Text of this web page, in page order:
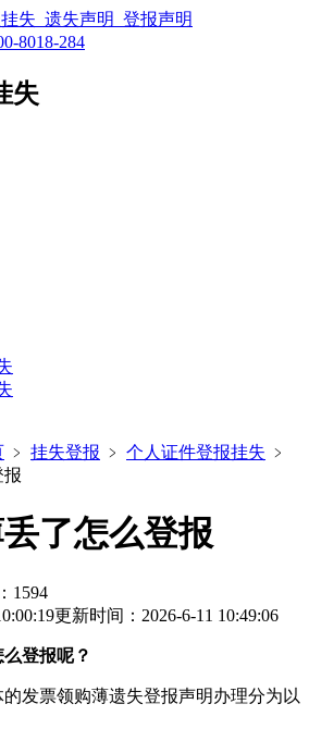
失_遗失声明_登报声明
8018-284
失
﹥ 挂失登报 ﹥ 个人证件登报挂失 ﹥
报
了怎么登报
1594
更新时间：2026-6-11 10:49:06
登报呢？
发票领购薄遗失登报声明办理分为以